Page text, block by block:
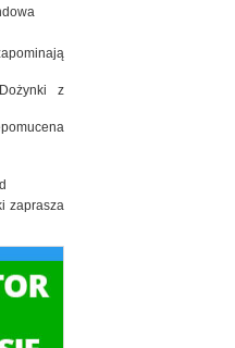
z
zaprasza